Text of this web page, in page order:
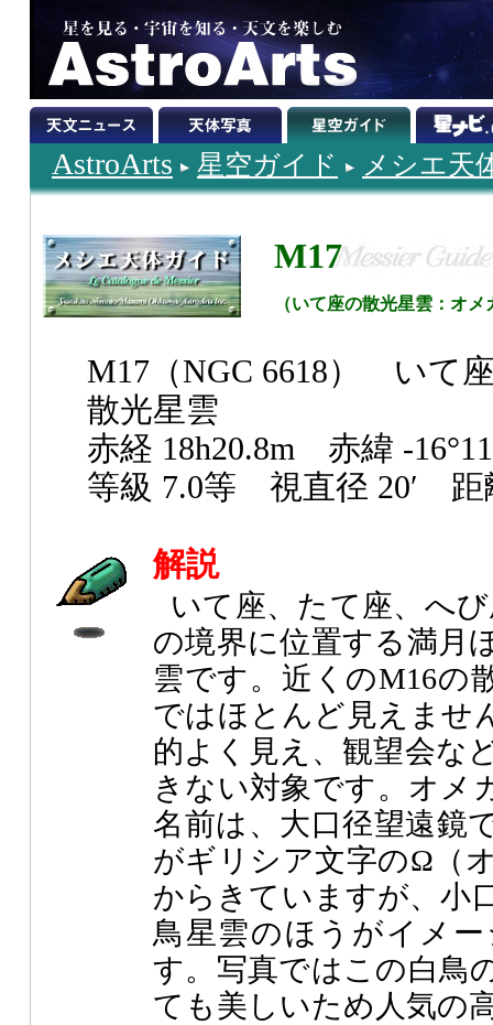
AstroArts 星空ガイド メシエ天
M17
（いて座の散光星雲：オ
M17（NGC 6618） いて
散光星雲
赤経 18h20.8m 赤緯 -
等級 7.0等 視直径 20′ 距
解説
いて座、たて座、へ
の境界に位置する満月
雲です。近くのM16の
ではほとんど見えませ
的よく見え、観望会な
きない対象です。オメ
名前は、大口径望遠鏡
がギリシア文字のΩ（
からきていますが、小
鳥星雲のほうがイメ
す。写真ではこの白鳥
ても美しいため人気の